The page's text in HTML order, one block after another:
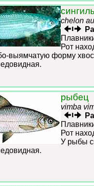
сингиль
chelon
Рот
выямчатую форму
рыбец
vimba
Рот
У рыбы